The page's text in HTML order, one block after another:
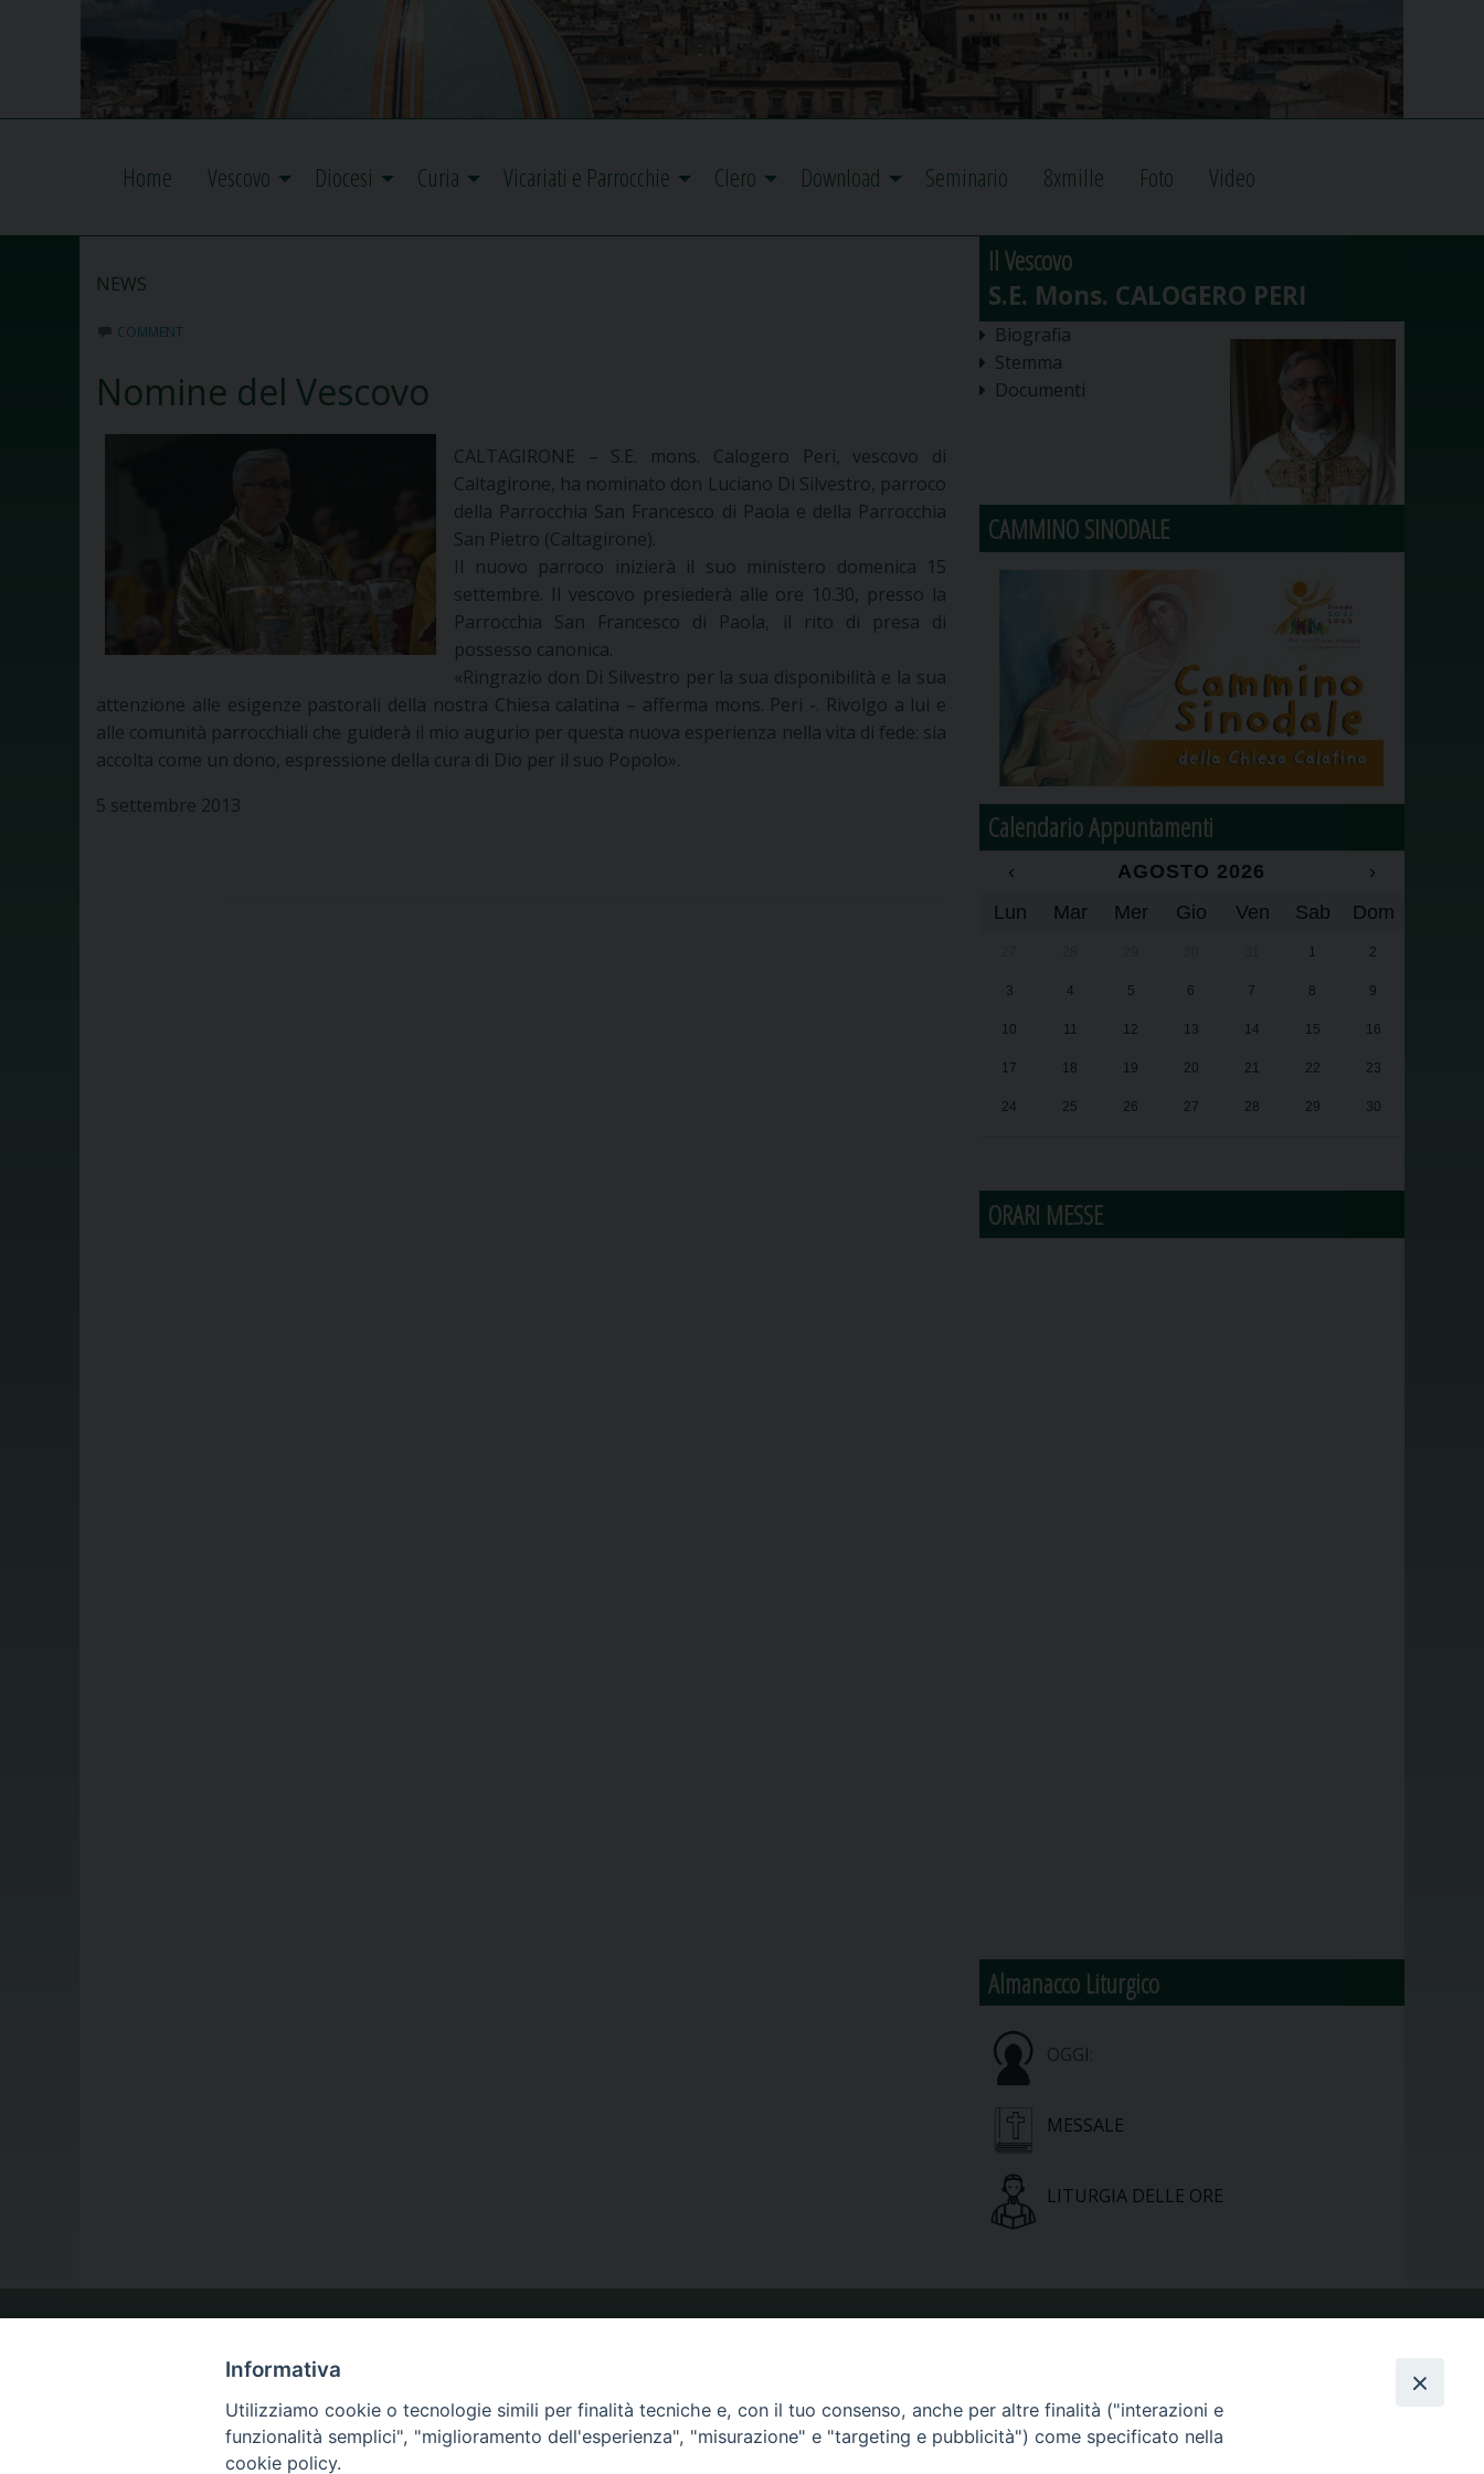
Home Vescovo Diocesi Curia Vicariati e Parrocchie Clero Download Seminario 8xmille Foto Video
NEWS
COMMENT
Nomine del Vescovo
CALTAGIRONE – S.E. mons. Calogero Peri, vescovo di
Caltagirone, ha nominato don Luciano Di Silvestro, parroco
della Parrocchia San Francesco di Paola e della Parrocchia
San Pietro (Caltagirone).
Il nuovo parroco inizierà il suo ministero domenica 15
settembre. Il vescovo presiederà alle ore 10.30, presso la
Parrocchia San Francesco di Paola, il rito di presa di
possesso canonica.
«Ringrazio don Di Silvestro per la sua disponibilità e la sua
attenzione alle esigenze pastorali della nostra Chiesa calatina – afferma mons. Peri -. Rivolgo a lui e
alle comunità parrocchiali che guiderà il mio augurio per questa nuova esperienza nella vita di fede: sia
accolta come un dono, espressione della cura di Dio per il suo Popolo».
5 settembre 2013
Il Vescovo
Biografia
Stemma
Documenti
CAMMINO SINODALE
Calendario Appuntamenti
‹ AGOSTO 2026
›
Lun
Mar Mer Gio Ven Sab Dom
1 2
3 4 5 6 7 8 9
10 11 12 13 14 15 16
17 18 19 20 21 22 23
24 25 26 27 28 29 30
ORARI MESSE
Almanacco Liturgico
OGGI:
MESSALE
LITURGIA DELLE ORE
LA NOSTRA DIOCESI
IL VESCOVO
CALENDARIO PASTORALE
PHOTOGALLERY
Informativa
Utilizziamo cookie o tecnologie simili per finalità tecniche e, con il tuo consenso, anche per altre finalità ("interazioni e
funzionalità semplici", "miglioramento dell'esperienza", "misurazione" e "targeting e pubblicità") come specificato nella
cookie policy.